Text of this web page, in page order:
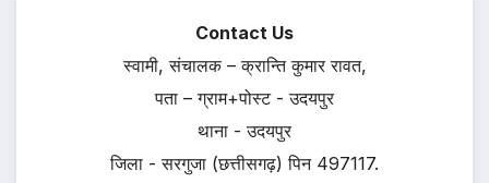
Contact Us
स्वामी, संचालक – क्रान्ति कुमार रावत,
पता – ग्राम+पोस्ट - उदयपुर
थाना - उदयपुर
जिला - सरगुजा (छत्तीसगढ़) पिन 497117.